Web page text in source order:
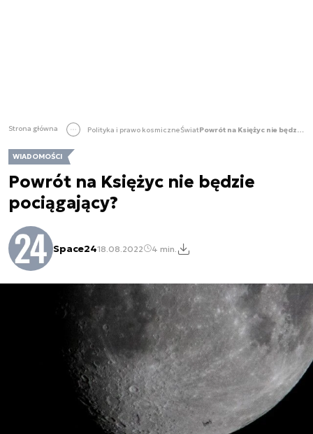
Strona główna Polityka i prawo kosmiczneŚwiat Powrót na Księżyc nie będzie pociągający?
WIADOMOŚCI
Powrót na Księżyc nie będzie
pociągający?
Space2418.08.2022 4 min.